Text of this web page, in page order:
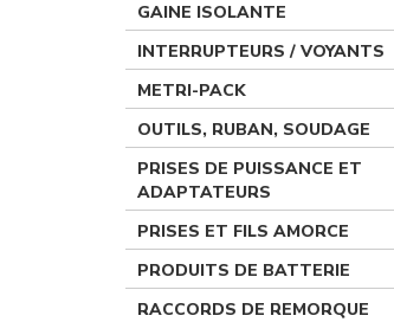
GAINE ISOLANTE
INTERRUPTEURS / VOYANTS
METRI-PACK
OUTILS, RUBAN, SOUDAGE
PRISES DE PUISSANCE ET
ADAPTATEURS
PRISES ET FILS AMORCE
PRODUITS DE BATTERIE
RACCORDS DE REMORQUE